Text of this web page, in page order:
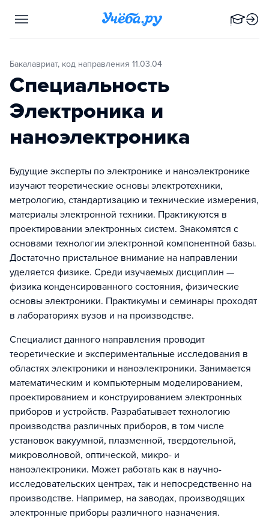
Бакалавриат, код направления 11.03.04
Специальность
Электроника и
наноэлектроника
Будущие эксперты по электронике и наноэлектронике
изучают теоретические основы электротехники,
метрологию, стандартизацию и технические измерения,
материалы электронной техники. Практикуются в
проектировании электронных систем. Знакомятся с
основами технологии электронной компонентной базы.
Достаточно пристальное внимание на направлении
уделяется физике. Среди изучаемых дисциплин —
физика конденсированного состояния, физические
основы электроники. Практикумы и семинары проходят
в лабораториях вузов и на производстве.
Специалист данного направления проводит
теоретические и экспериментальные исследования в
областях электроники и наноэлектроники. Занимается
математическим и компьютерным моделированием,
проектированием и конструированием электронных
приборов и устройств. Разрабатывает технологию
производства различных приборов, в том числе
установок вакуумной, плазменной, твердотельной,
микроволновой, оптической, микро- и
наноэлектроники. Может работать как в научно-
исследовательских центрах, так и непосредственно на
производстве. Например, на заводах, производящих
электронные приборы различного назначения.